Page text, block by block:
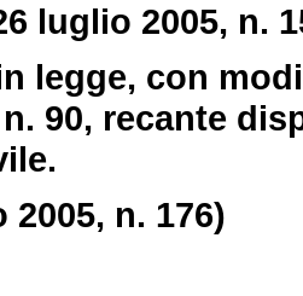
luglio 2005, n.
legge, con
90, recante
2005, n. 176)